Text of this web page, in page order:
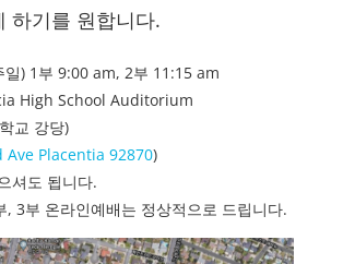
하기를 원합니다.
일) 1부 9:00 am, 2부 11:15 am
High School Auditorium
교 강당)
Placentia 92870)
셔도 됩니다.
3부 온라인예배는 정상적으로 드립니다.